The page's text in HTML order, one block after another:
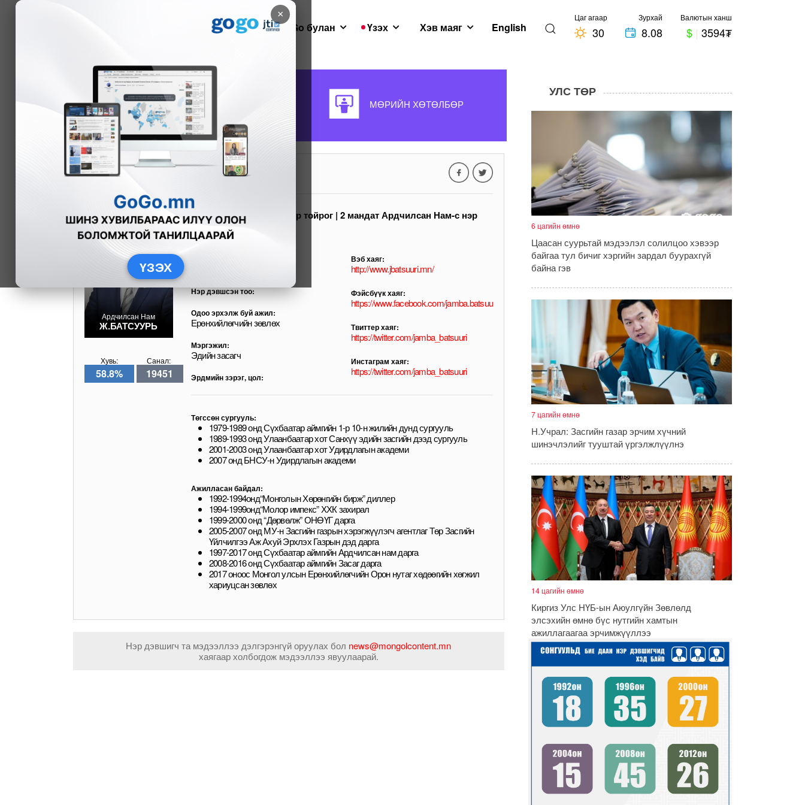
×
ҮЗЭХ
Мэдээ GoGo булан Үзэх Хэв маяг English
Цаг агаар
30
Зурхай
8.08
Валютын ханш
$ | 3594₮
НЭР ДЭВШИГЧИД
МӨРИЙН ХӨТӨЛБӨР
ЖамбынБАТСУУРЬ
Ардчилсан Нам
Ж.БАТСУУРЬ
Хувь:
58.8%
Санал:
19451
Сүхбаатар аймаг | 12-р тойрог | 2 мандат Ардчилсан Нам-с нэр
дэвшигч
Нэр дэвшсэн тоо:
Одоо эрхэлж буй ажил:
Ерөнхийлөгчийн зөвлөх
Мэргэжил:
Эдийн засагч
Эрдмийн зэрэг, цол:
Вэб хаяг:
http://www.jbatsuuri.mn/
Фэйсбүүк хаяг:
https://www.facebook.com/jamba.batsuuri/
Твиттер хаяг:
https://twitter.com/jamba_batsuuri
Инстаграм хаяг:
https://twitter.com/jamba_batsuuri
Төгссөн сургууль:
1979-1989 онд Сүхбаатар аймгийн 1-р 10-н жилийн дунд сургууль
1989-1993 онд Улаанбаатар хот Санхүү эдийн засгийн дээд сургууль
2001-2003 онд Улаанбаатар хот Удирдлагын академи
2007 онд БНСУ-н Удирдлагын академи
Ажилласан байдал:
1992-1994онд“Монголын Хөрөнгийн бирж” диллер
1994-1999онд“Молор импекс” ХХК захирал
1999-2000 онд “Дөрвөлж” ОНӨҮГ дарга
2005-2007 онд МУ-н Засгийн газрын хэрэгжүүлэгч агентлаг Төр Засгийн
Үйлчилгээ Аж Ахуй Эрхлэх Газрын дэд дарга
1997-2017 онд Сүхбаатар аймгийн Ардчилсан нам дарга
2008-2016 онд Сүхбаатар аймгийн Засаг дарга
2017 оноос Монгол улсын Ерөнхийлөгчийн Орон нутаг хөдөөгийн хөгжил
хариуцсан зөвлөх
Нэр дэвшигч та мэдээллээ дэлгэрэнгүй оруулах бол news@mongolcontent.mn
хаягаар холбогдож мэдээллээ явуулаарай.
УЛС ТӨР
6 цагийн өмнө
Цаасан суурьтай мэдээлэл солилцоо хэвээр
байгаа тул бичиг хэргийн зардал буурахгүй
байна гэв
7 цагийн өмнө
Н.Учрал: Засгийн газар эрчим хүчний
шинэчлэлийг тууштай үргэлжлүүлнэ
14 цагийн өмнө
Киргиз Улс НҮБ-ын Аюулгүйн Зөвлөлд
элсэхийн өмнө бүс нутгийн хамтын
ажиллагаагаа эрчимжүүллээ
Бүх төрлийн шатахууны импортыг шуурхай